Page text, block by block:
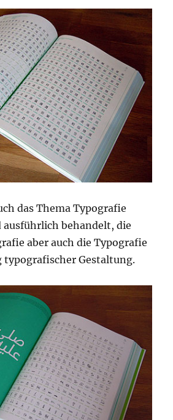
das Thema Typografie
behandelt, die
aber auch die Typografie
typografischer Gestaltung.